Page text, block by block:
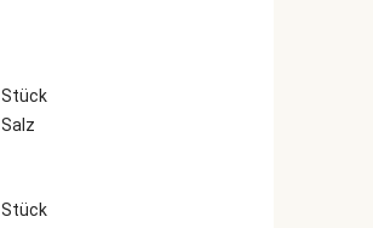
Stück
Salz
Stück